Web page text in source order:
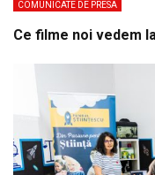
COMUNICATE DE PRESA
Ce filme noi vedem